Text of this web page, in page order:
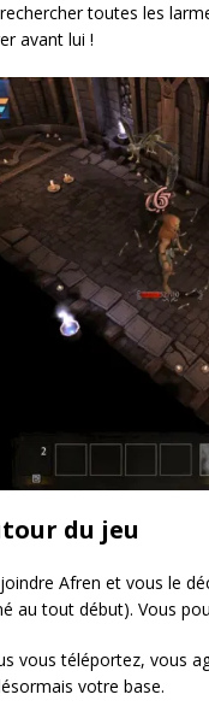
toutes les
avant lui !
du jeu
Afren et vous le
au tout début). Vous
vous téléportez, vous
votre base.